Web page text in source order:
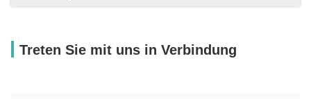
Treten Sie mit uns in Verbindung